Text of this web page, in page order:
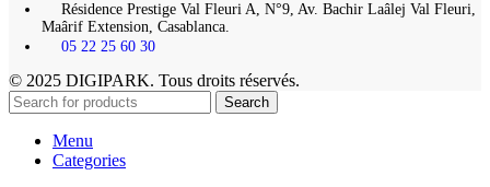
Résidence Prestige Val Fleuri A, N°9, Av. Bachir Laâlej Val Fleuri,
Maârif Extension, Casablanca.
05 22 25 60 30
© 2025 DIGIPARK. Tous droits réservés.
Search
Menu
Categories